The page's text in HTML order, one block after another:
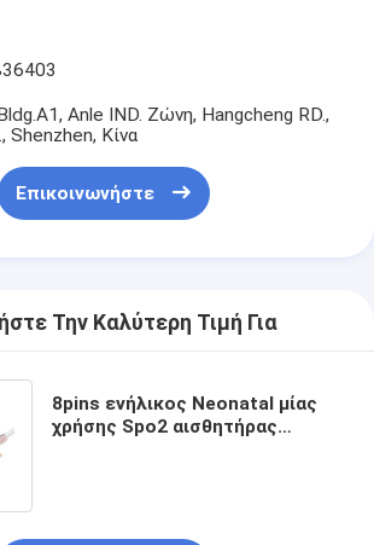
Anle IND. Ζώνη, Hangcheng RD.,
Shenzhen, Κίνα
Επικοινωνήστε
Την Καλύτερη Τιμή Για
8pins ενήλικος Neonatal μίας
χρήσης Spo2 αισθητήρας